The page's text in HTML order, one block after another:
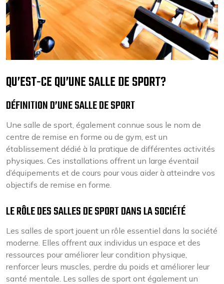
QU’EST-CE QU’UNE SALLE DE SPORT?
DÉFINITION D’UNE SALLE DE SPORT
Une salle de sport, également connue sous le nom de
centre de remise en forme ou de gym, est un
établissement dédié à la pratique de différentes activités
physiques. Ces installations offrent un large éventail
d’équipements et de cours pour vous aider à atteindre vos
objectifs de remise en forme.
LE RÔLE DES SALLES DE SPORT DANS LA SOCIÉTÉ
Les salles de sport jouent un rôle essentiel dans la société
moderne. Elles offrent aux individus un espace et des
ressources pour améliorer leur condition physique,
renforcer leurs muscles, perdre du poids et améliorer leur
santé mentale. Les salles de sport ont également un